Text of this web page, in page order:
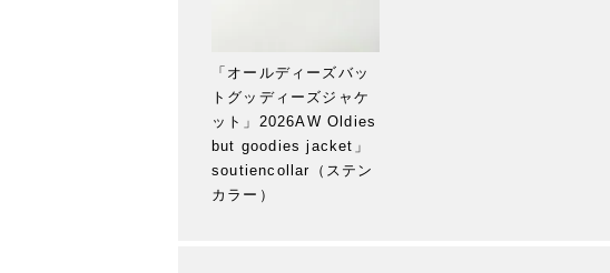
「オールディーズバッ
トグッディーズジャケ
ット」2026AW Oldies
but goodies jacket」
soutiencollar（ステン
カラー）